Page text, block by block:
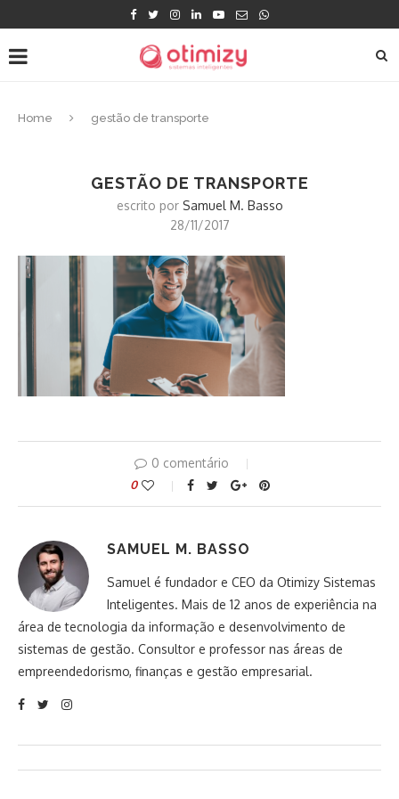
Home gestão de transporte
GESTÃO DE TRANSPORTE
escrito por Samuel M. Basso
28/11/2017
0 comentário
0
SAMUEL M. BASSO
Samuel é fundador e CEO da Otimizy Sistemas
Inteligentes. Mais de 12 anos de experiência na
área de tecnologia da informação e desenvolvimento de
sistemas de gestão. Consultor e professor nas áreas de
empreendedorismo, finanças e gestão empresarial.